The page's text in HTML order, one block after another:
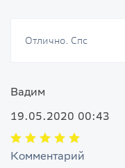
Отлично. Спс
Вадим
19.05.2020 00:43
Комментарий